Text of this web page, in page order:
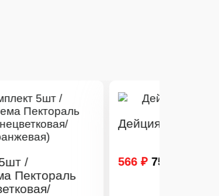
Дейция Турбилон руж